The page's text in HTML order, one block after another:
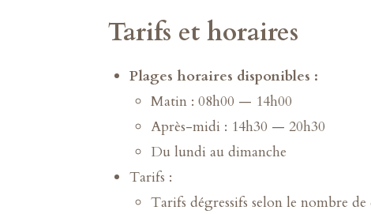
Tarifs et horaires
Plages horaires disponibles :
Matin : 08h00 — 14h00
Après-midi : 14h30 — 20h30
Du lundi au dimanche
Tarifs :
Tarifs dégressifs selon le nombre de